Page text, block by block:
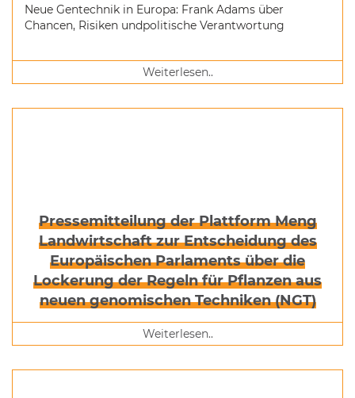
Neue Gentechnik in Europa: Frank Adams über
Chancen, Risiken undpolitische Verantwortung
Weiterlesen..
Pressemitteilung der Plattform Meng
Landwirtschaft zur Entscheidung des
Europäischen Parlaments über die
Lockerung der Regeln für Pflanzen aus
neuen genomischen Techniken (NGT)
Weiterlesen..